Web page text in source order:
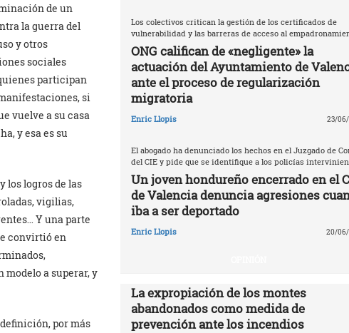
de un
la guerra del
y otros
sociales
participan
si
vuelve a su casa
y esa es su
los logros de las
vigilias,
Y una parte
convirtió en
modelo a superar, y
por más
Los colectivos critican la gestión de los certificados de
vulnerabilidad y las barreras de acceso al
ONG califican de «negligente» la
actuación del Ayuntamiento de
ante el proceso de regularización
migratoria
Enric Llopis 23/
El abogado ha denunciado los hechos en el Juzgado de
del CIE y pide que se identifique a los policías
Un joven hondureño encerrado en el
de Valencia denuncia agresiones
iba a ser deportado
Enric Llopis 20/
La expropiación de los montes
abandonados como medida de
prevención ante los incendios